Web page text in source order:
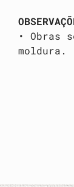
• Obras
moldura.